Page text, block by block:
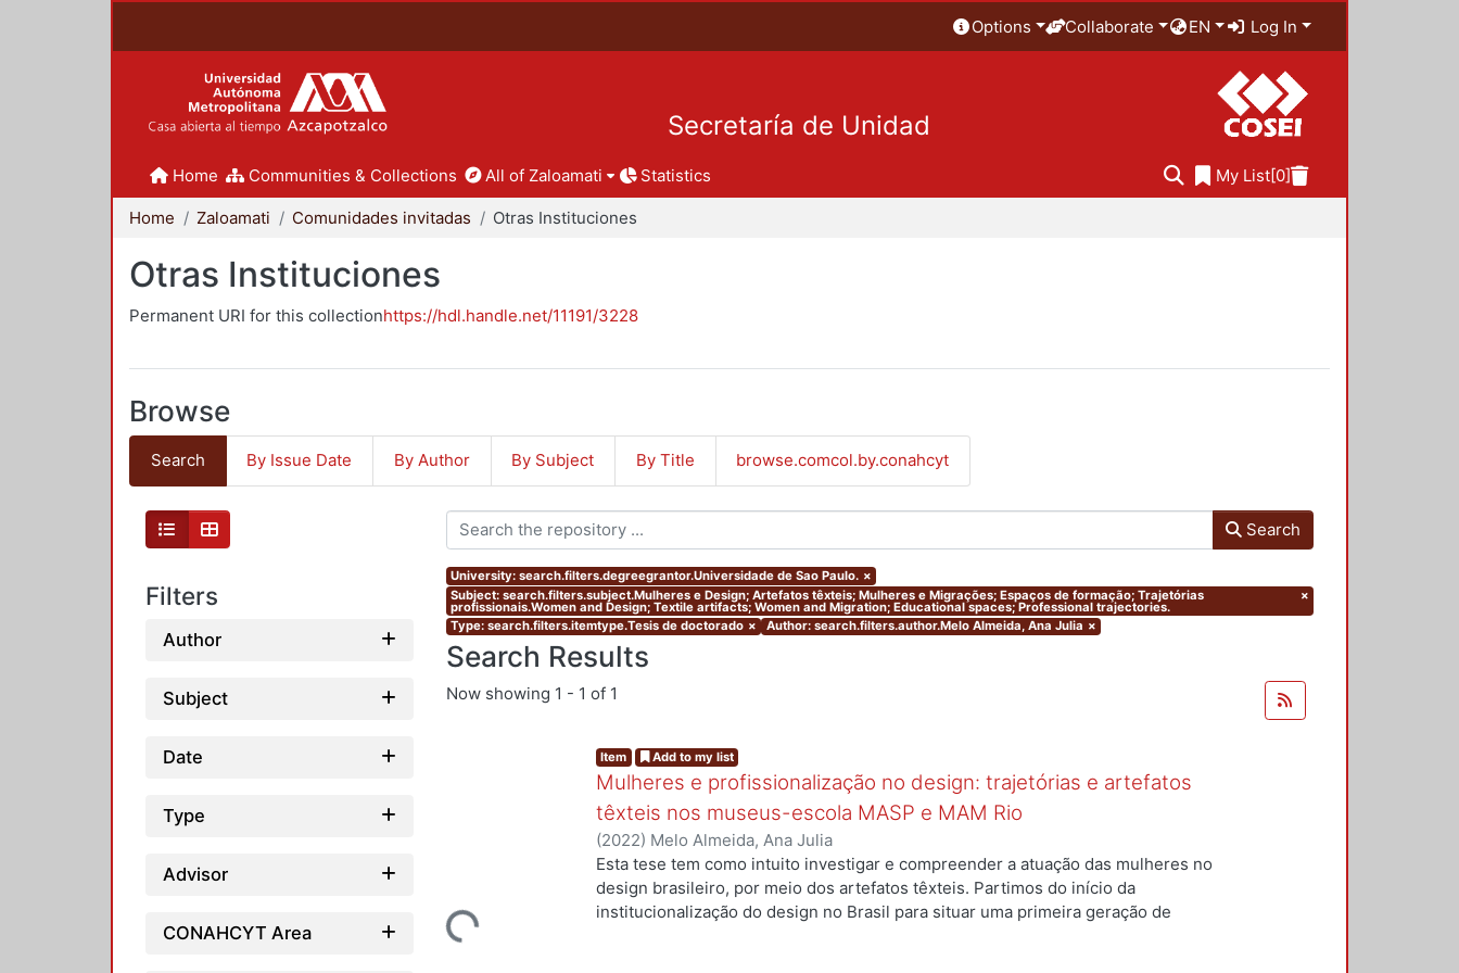
Options Collaborate EN Log In
Secretaría de Unidad
Home Communities & Collections All of Zaloamati Statistics My List[0]
Home Zaloamati Comunidades invitadas Otras Instituciones
Otras Instituciones
Permanent URI for this collectionhttps://hdl.handle.net/11191/3228
Browse
Search By Issue Date By Author By Subject By Title browse.comcol.by.conahcyt
Filters
Author
Subject
Date
Type
Advisor
CONAHCYT Area
Search
University: search.filters.degreegrantor.Universidade de Sao Paulo. ×
Subject: search.filters.subject.Mulheres e Design; Artefatos têxteis; Mulheres e Migrações; Espaços de formação; Trajetórias
profissionais.Women and Design; Textile artifacts; Women and Migration; Educational spaces; Professional trajectories.
×
Type: search.filters.itemtype.Tesis de doctorado × Author: search.filters.author.Melo Almeida, Ana Julia ×
Search Results
Now showing 1 - 1 of 1
Loading...
Item Add to my list
Mulheres e profissionalização no design: trajetórias e artefatos
têxteis nos museus-escola MASP e MAM Rio
(2022) Melo Almeida, Ana Julia
Esta tese tem como intuito investigar e compreender a atuação das mulheres no
design brasileiro, por meio dos artefatos têxteis. Partimos do início da
institucionalização do design no Brasil para situar uma primeira geração de